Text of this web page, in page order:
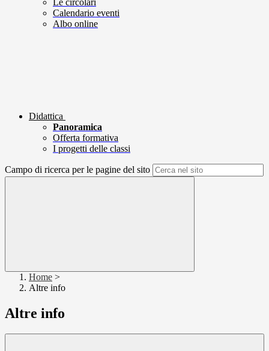
Le circolari
Calendario eventi
Albo online
Didattica
Panoramica
Offerta formativa
I progetti delle classi
Campo di ricerca per le pagine del sito
Home >
Altre info
Altre info